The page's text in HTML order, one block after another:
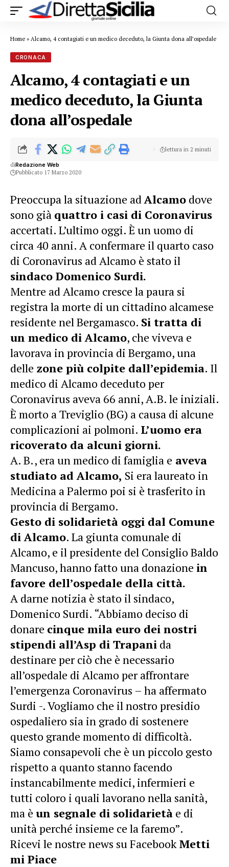
Home » Alcamo, 4 contagiati e un medico deceduto, la Giunta dona all’ospedale
CRONACA
Alcamo, 4 contagiati e un
medico deceduto, la Giunta
dona all’ospedale
diRedazione Web
Pubblicato 17 Marzo 2020
lettura in 2 minuti
Preoccupa la situazione adAlcamo dove
sono già quattro i casi di Coronavirus
accertati. L’ultimo oggi. È un uomo di
circa 40 anni. A confermare il quarto caso
di Coronavirus ad Alcamo è stato il
sindaco Domenico Surdi.
Mentre ad Alcamo cresce la paura si
registra la morte di un cittadino alcamese
residente nel Bergamasco. Si tratta di
un medico di Alcamo, che viveva e
lavorava in provincia di Bergamo, una
delle zone più colpite dall’epidemia. Il
medico di Alcamo deceduto per
Coronavirus aveva 66 anni, A.B. le iniziali.
È morto a Treviglio (BG) a causa di alcune
complicazioni ai polmoni. L’uomo era
ricoverato da alcuni giorni.
A. B., era un medico di famiglia e aveva
studiato ad Alcamo, Si era laureato in
Medicina a Palermo poi si è trasferito in
provincia di Bergamo.
Gesto di solidarietà oggi dal Comune
di Alcamo. La giunta comunale di
Alcamo, e il presidente del Consiglio Baldo
Mancuso, hanno fatto una donazione in
favore dell’ospedale della città.
A darne notizia è stato il sindaco,
Domenico Surdi. “Abbiamo deciso di
donare cinque mila euro dei nostri
stipendi all’Asp di Trapani da
destinare per ciò che è necessario
all’ospedale di Alcamo per affrontare
l’emergenza Coronavirus – ha affermato
Surdi -. Vogliamo che il nostro presidio
ospedaliero sia in grado di sostenere
questo grande momento di difficoltà.
Siamo consapevoli che è un piccolo gesto
rispetto a quanto stanno facendo
instancabilmente medici, infermieri e
tutti coloro i quali lavorano nella sanità,
ma è un segnale di solidarietà e di
unità perché insieme ce la faremo”.
Ricevi le nostre news su FacebookMetti
mi Piace